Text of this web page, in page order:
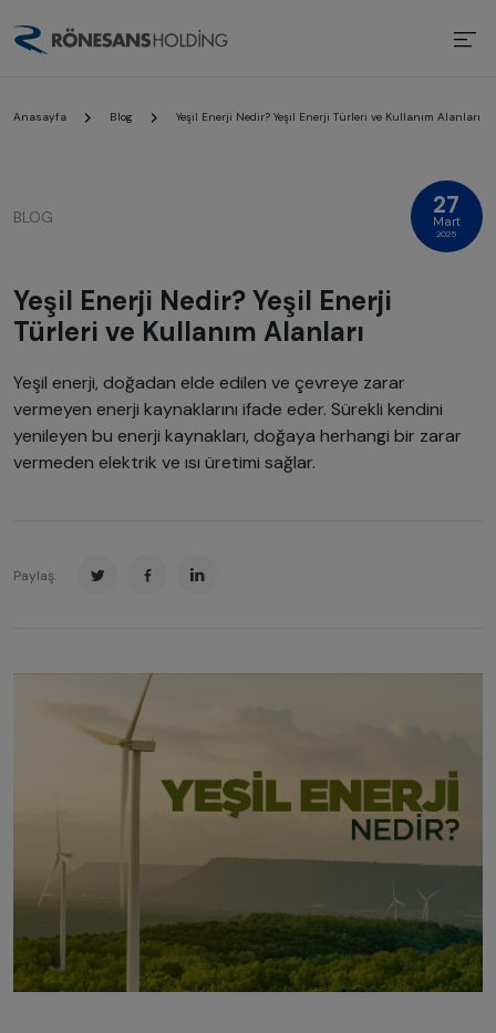
Anasayfa Blog Yeşil Enerji Nedir? Yeşil Enerji Türleri ve Kullanım Alanları
BLOG
Yeşil Enerji Nedir? Yeşil Enerji
Türleri ve Kullanım Alanları
27
Mart
2025
Yeşil enerji, doğadan elde edilen ve çevreye zarar
vermeyen enerji kaynaklarını ifade eder. Sürekli kendini
yenileyen bu enerji kaynakları, doğaya herhangi bir zarar
vermeden elektrik ve ısı üretimi sağlar.
Paylaş: